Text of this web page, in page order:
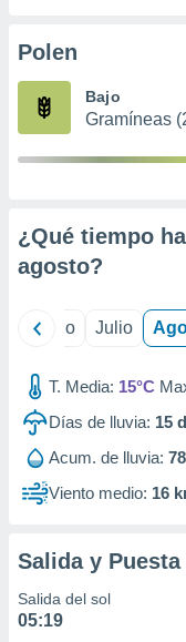
e
mediante
de
1199
Polen
Bajo
Gramíneas
¿Qué tiempo
agosto?
Junio Julio
T. Media: 15°C
Días de lluvia: 15
Acum. de lluvia:
Viento medio: 16
Salida y Puesta
Salida del sol
05:19